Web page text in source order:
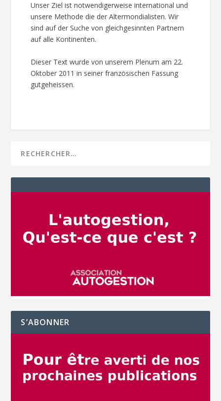
Unser Ziel ist notwendigerweise international und
unsere Methode die der Altermondialisten. Wir
sind auf der Suche von gleichgesinnten Partnern
auf alle Kontinenten.
Dieser Text wurde von unserem Plenum am 22.
Oktober 2011 in seiner französischen Fassung
gutgeheissen.
S’ABONNER